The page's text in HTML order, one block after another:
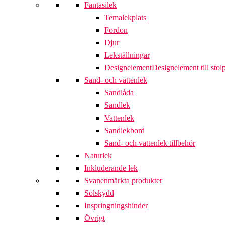
Fantasilek
Temalekplats
Fordon
Djur
Lekställningar
DesignelementDesignelement till
Sand- och vattenlek
Sandlåda
Sandlek
Vattenlek
Sandlekbord
Sand- och vattenlek tillbehör
Naturlek
Inkluderande lek
Svanenmärkta produkter
Solskydd
Inspringningshinder
Övrigt